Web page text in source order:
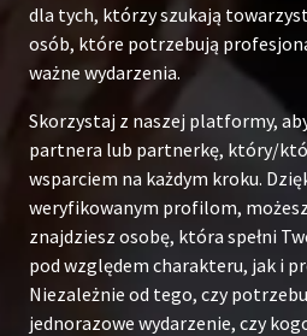
dla tych, którzy szukają
osób, które potrzebują
ważne wydarzenia.
Skorzystaj z naszej platformy,
partnera lub partnerkę, który/
wsparciem na każdym kroku.
weryfikowanym profilom,
znajdziesz osobę, która spełni
pod względem charakteru, jak i
Niezależnie od tego, czy
jednorazowe wydarzenie, czy